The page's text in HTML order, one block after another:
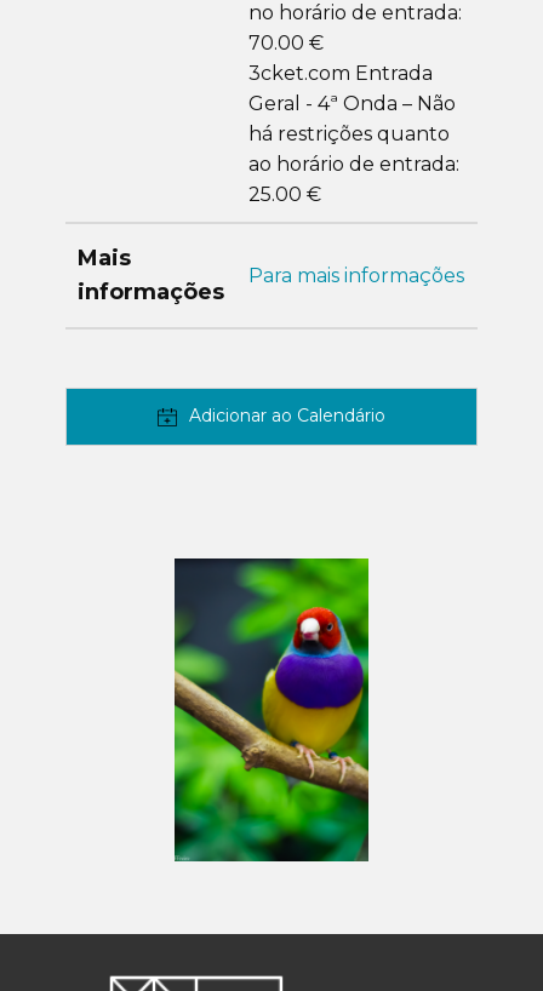
no horário de entrada:
70.00 €
3cket.com Entrada
Geral - 4ª Onda – Não
há restrições quanto
ao horário de entrada:
25.00 €
Mais
informações
Para mais informações
Adicionar ao Calendário